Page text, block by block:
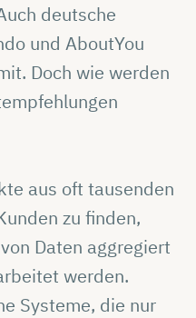
deutsche
und AboutYou
Doch wie werden
aus oft tausenden
zu finden,
Daten aggregiert
werden.
Systeme, die nur